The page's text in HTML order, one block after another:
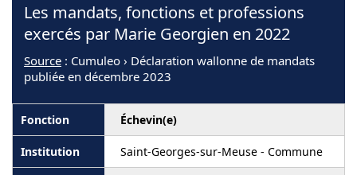
Les mandats, fonctions et professions
exercés par Marie Georgien en 2022
Source : Cumuleo › Déclaration wallonne de mandats
publiée en décembre 2023
Échevin(e)
Saint-Georges-sur-Meuse - Commune